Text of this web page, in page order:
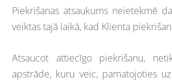
Piekrišanas atsaukums neietekmē
veiktas tajā laikā, kad Klienta
Atsaucot attiecīgo piekrišanu,
apstrāde, kuru veic, pamatojoties